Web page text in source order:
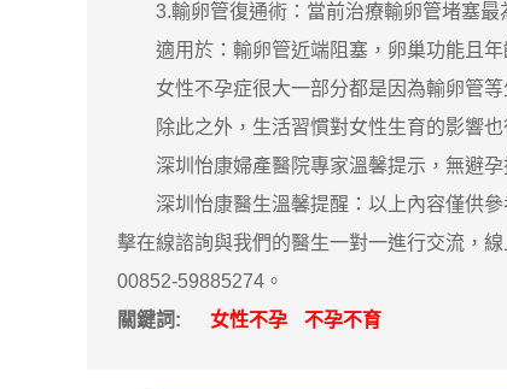
3.輸卵管復通術：當前治療輸卵管堵塞最
適用於：輸卵管近端阻塞，卵巢功能且年
女性不孕症很大一部分都是因為輸卵管等
除此之外，生活習慣對女性生育的影響也
深圳怡康婦產醫院專家溫馨提示，無避孕
深圳怡康醫生溫馨提醒：以上內容僅供參
擊在線諮詢與我們的醫生一對一進行交流，
00852-59885274。
關鍵詞:
女性不孕 不孕不育